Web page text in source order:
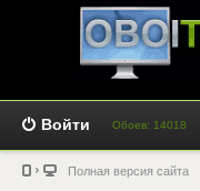
Войти Обоев: 14018
Полная версия сайта